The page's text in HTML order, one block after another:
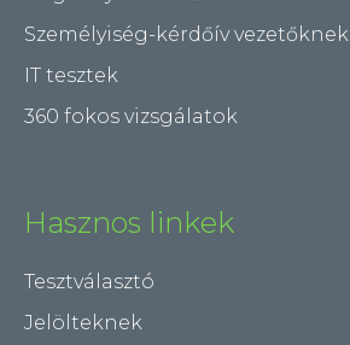
Személyiség-kérdőív vezetőknek
IT tesztek
360 fokos vizsgálatok
Hasznos linkek
Tesztválasztó
Jelölteknek